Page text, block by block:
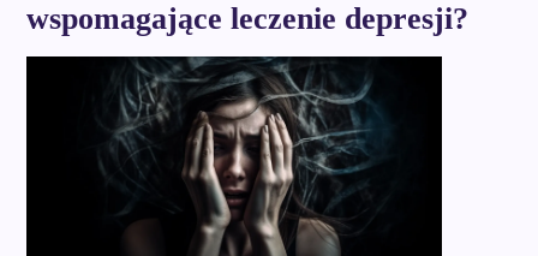
wspomagające leczenie depresji?